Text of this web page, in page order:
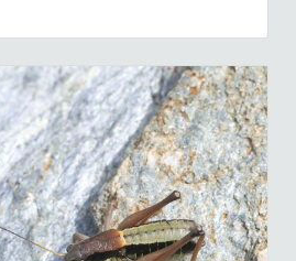
Next